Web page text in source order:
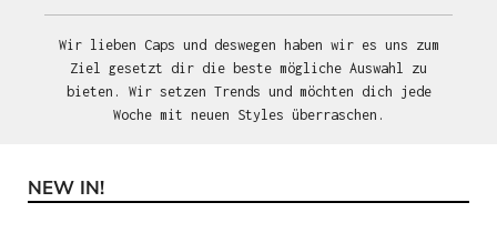
Wir lieben Caps und deswegen haben wir es uns zum
Ziel gesetzt dir die beste mögliche Auswahl zu
bieten. Wir setzen Trends und möchten dich jede
Woche mit neuen Styles überraschen.
Produktgalerie überspringen
NEW IN!